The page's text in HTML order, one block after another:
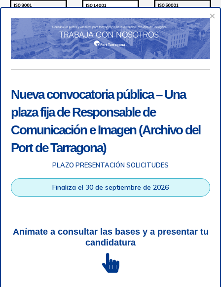
grabación telefónica
| SGSI |
Login
Autoridad Portuaria de Tarragona © Todos los derechos
×
Nueva convocatoria pública – Una
plaza fija de Responsable de
Comunicación e Imagen (Archivo del
Port de Tarragona)
PLAZO PRESENTACIÓN SOLICITUDES
Finaliza el 30 de septiembre de 2026
Anímate a consultar las bases y a presentar tu
candidatura